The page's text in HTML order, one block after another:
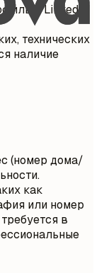
в LinkedIn
технических
наличие
(номер дома/
как
или номер
в